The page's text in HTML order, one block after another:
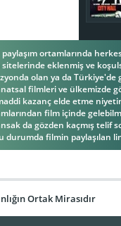
ortamlarında
eklenmiş ve
olan ya da
filmleri ve ülkemizde
kazanç elde etme
film içinde
da gözden kaçmış telif
filmin paylaşılan
Ortak Mirasıdır